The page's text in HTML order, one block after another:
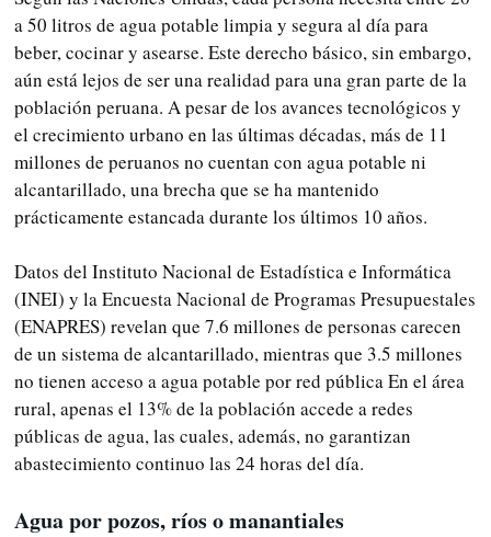
a 50 litros de agua potable limpia y segura al día para
beber, cocinar y asearse. Este derecho básico, sin embargo,
aún está lejos de ser una realidad para una gran parte de la
población peruana. A pesar de los avances tecnológicos y
el crecimiento urbano en las últimas décadas, más de 11
millones de peruanos no cuentan con agua potable ni
alcantarillado, una brecha que se ha mantenido
prácticamente estancada durante los últimos 10 años.
Datos del Instituto Nacional de Estadística e Informática
(INEI) y la Encuesta Nacional de Programas Presupuestales
(ENAPRES) revelan que 7.6 millones de personas carecen
de un sistema de alcantarillado, mientras que 3.5 millones
no tienen acceso a agua potable por red pública En el área
rural, apenas el 13% de la población accede a redes
públicas de agua, las cuales, además, no garantizan
abastecimiento continuo las 24 horas del día.
Agua por pozos, ríos o manantiales